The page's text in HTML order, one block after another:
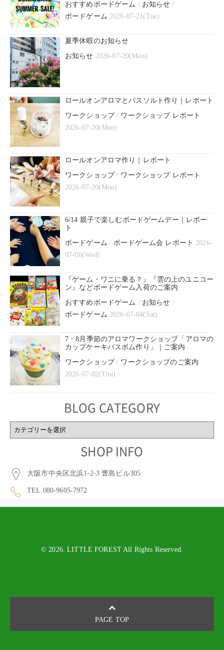
おすすめボードゲーム / お知らせ /
ボードゲーム 2026-07-21(Tue)
夏季休暇のお知らせ
お知らせ 2026-07-20(Mon)
ロールオンアロマとバスソルト作り｜レポート
ワークショップ/ ワークショップ レポート
2026-07-20(Mon)
ロールオンアロマ作り｜レポート
ワークショップ/ ワークショップ レポート
2026-07-20(Mon)
6/14 親子で楽しむボードゲームデー｜レポー
ト
ボードゲーム /ボードゲーム会 レポート 2026-
07-08(Wed)
『ゲーム・ワニに乗る？』『雲の上のユニコー
ン』などボードゲーム入荷のご案内
おすすめボードゲーム / お知らせ /
ボードゲーム 2026-07-04(Sat)
7・8月季節のアロマワークショップ「アロマの
カップケーキバスボム作り」｜ご案内
ワークショップ/ ワークショップのご案内
2026-07-02(Thu)
BLOG CATEGORY
BLOG
CATEGORY
SHOP INFO
大阪市中央区北浜1-2-3 豊島ビル305
TEL.080-9605-7972
© 2026. LITTLE FOREST All Rights Reserved.
PAGE TOP